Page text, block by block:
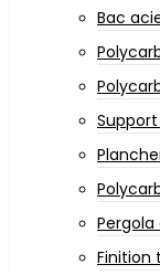
Bac
Finition